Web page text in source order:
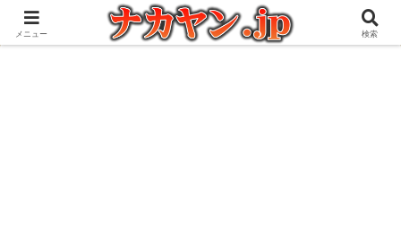
アウトドアとガジェット好きな管理人の愉快な日々を綴るブログ
メニュー 検索